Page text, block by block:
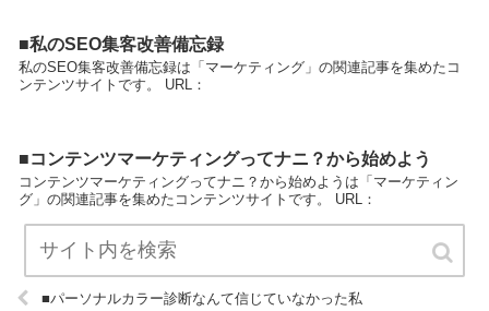
■私のSEO集客改善備忘録
私のSEO集客改善備忘録は「マーケティング」の関連記事を集めたコ
ンテンツサイトです。 URL：
■コンテンツマーケティングってナニ？から始めよう
コンテンツマーケティングってナニ？から始めようは「マーケティン
グ」の関連記事を集めたコンテンツサイトです。 URL：
■パーソナルカラー診断なんて信じていなかった私